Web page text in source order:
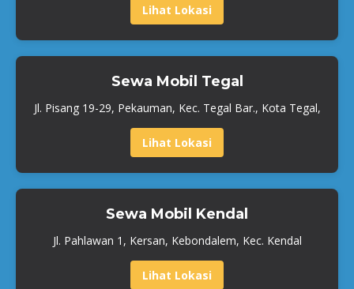
Lihat Lokasi
Sewa Mobil Tegal
Jl. Pisang 19-29, Pekauman, Kec. Tegal Bar., Kota Tegal,
Lihat Lokasi
Sewa Mobil Kendal
Jl. Pahlawan 1, Kersan, Kebondalem, Kec. Kendal
Lihat Lokasi